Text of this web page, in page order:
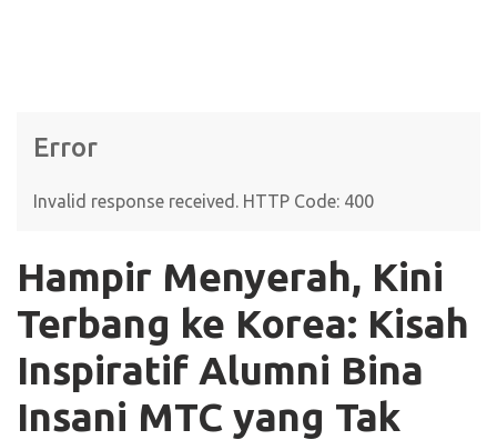
Error
Invalid response received. HTTP Code: 400
Hampir Menyerah, Kini
Terbang ke Korea: Kisah
Inspiratif Alumni Bina
Insani MTC yang Tak